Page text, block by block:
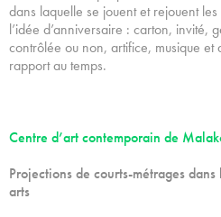
dans laquelle se jouent et rejouent
l’idée d’anniversaire : carton, invité,
contrôlée ou non, artifice, musique
rapport au temps.
Centre d’art contemporain de
Projections de courts-métrages
arts